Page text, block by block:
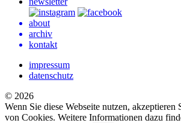
about
archiv
kontakt
impressum
datenschutz
© 2026
Wenn Sie diese Webseite nutzen, akzeptieren
von Cookies. Weitere Informationen dazu